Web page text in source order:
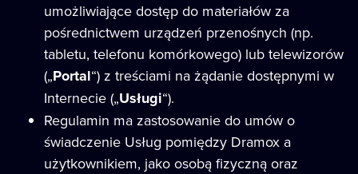
umożliwiające dostęp do materiałów za
pośrednictwem urządzeń przenośnych (np.
tabletu, telefonu komórkowego) lub telewizorów
(„Portal“) z treściami na żądanie dostępnymi w
Internecie („Usługi“).
Regulamin ma zastosowanie do umów o
świadczenie Usług pomiędzy Dramox a
użytkownikiem, jako osobą fizyczną oraz